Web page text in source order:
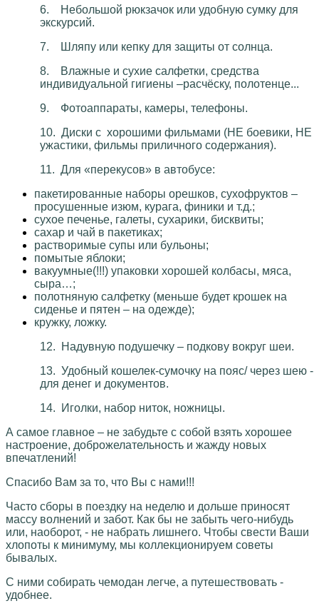
6.
Небольшой рюкзачок или удобную сумку для
экскурсий.
7.
Шляпу или кепку для защиты от солнца.
8.
Влажные и сухие салфетки, средства
индивидуальной гигиены –расчёску, полотенце...
9. Фотоаппараты, камеры, телефоны.
10. Диски с хорошими фильмами (НЕ боевики, НЕ
ужастики, фильмы приличного содержания).
11. Для «перекусов» в автобусе:
пакетированные наборы орешков, сухофруктов –
просушенные изюм, курага, финики и т.д.;
сухое печенье, галеты, сухарики, бисквиты;
сахар и чай в пакетиках;
растворимые супы или бульоны;
помытые яблоки;
вакуумные(!!!) упаковки хорошей колбасы, мяса,
сыра…;
полотняную салфетку (меньше будет крошек на
сиденье и пятен – на одежде);
кружку, ложку.
12.
Надувную подушечку – подкову вокруг шеи.
13. Удобный кошелек-сумочку на пояс/ через шею -
для денег и документов.
14.
Иголки, набор ниток, ножницы.
А самое главное – не забудьте с собой взять хорошее
настроение, доброжелательность и жажду новых
впечатлений!
Спасибо Вам за то, что Вы с нами!!!
Часто сборы в поездку на неделю и дольше приносят
массу волнений и забот. Как бы не забыть чего-нибудь
или, наоборот, - не набрать лишнего. Чтобы свести Ваши
хлопоты к минимуму, мы коллекционируем советы
бывалых.
С ними собирать чемодан легче, а путешествовать -
удобнее.